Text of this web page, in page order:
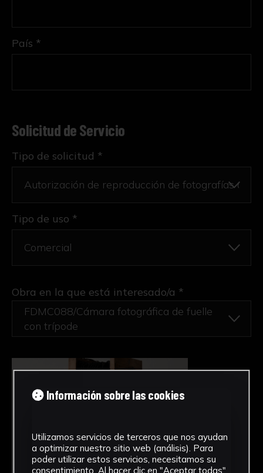
País *
Solicitud de Servicio
Tipo de solicitud *
Tipo de uso *
Obra en la que está interesado/a *
FDMC088/Cámara fotográfica de fuelle
con trípode
Información sobre las cookies
Utilizamos servicios de terceros que nos ayudan
a optimizar nuestro sitio web (análisis). Para
poder utilizar estos servicios, necesitamos su
consentimiento. Al hacer clic en "Aceptar todas",